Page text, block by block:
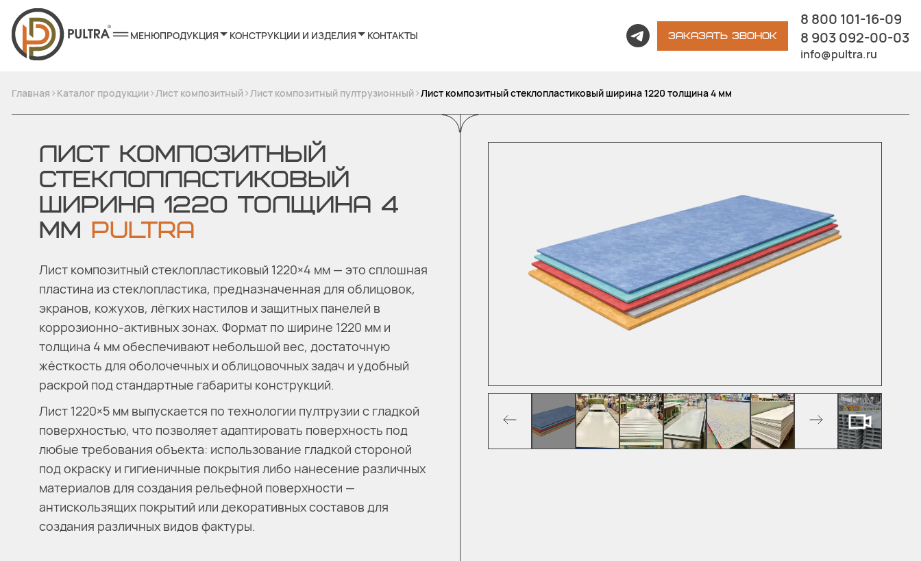
МЕНЮПРОДУКЦИЯ КОНСТРУКЦИИ И ИЗДЕЛИЯ КОНТАКТЫ ЗАКАЗАТЬ ЗВОНОК
8 800 101-16-09
8 903 092-00-03
info@pultra.ru
Главная > Каталог продукции> Лист композитный> Лист композитный пултрузионный>Лист композитный стеклопластиковый ширина 1220 толщина 4 мм
ЛИСТ КОМПОЗИТНЫЙ
СТЕКЛОПЛАСТИКОВЫЙ
ШИРИНА 1220 ТОЛЩИНА 4
ММ PULTRA
Лист композитный стеклопластиковый 1220×4 мм — это сплошная
пластина из стеклопластика, предназначенная для облицовок,
экранов, кожухов, лёгких настилов и защитных панелей в
коррозионно-активных зонах. Формат по ширине 1220 мм и
толщина 4 мм обеспечивают небольшой вес, достаточную
жёсткость для оболочечных и облицовочных задач и удобный
раскрой под стандартные габариты конструкций.
Лист 1220×5 мм выпускается по технологии пултрузии с гладкой
поверхностью, что позволяет адаптировать поверхность под
любые требования объекта: использование гладкой стороной
под окраску и гигиеничные покрытия либо нанесение различных
материалов для создания рельефной поверхности —
антискользящих покрытий или декоративных составов для
создания различных видов фактуры.